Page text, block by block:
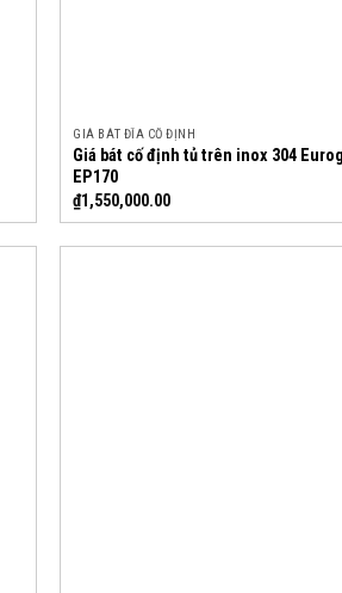
GIÁ BÁT ĐĨA CỐ ĐỊNH
Giá bát cố định tủ trên inox 304
EP170
₫1,550,000.00